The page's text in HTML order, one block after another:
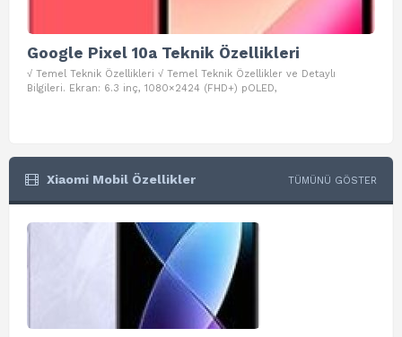
Google Pixel 10a Teknik Özellikleri
√ Temel Teknik Özellikleri √ Temel Teknik Özellikler ve Detaylı
Bilgileri. Ekran: 6.3 inç, 1080×2424 (FHD+) pOLED,
Xiaomi Mobil Özellikler TÜMÜNÜ GÖSTER